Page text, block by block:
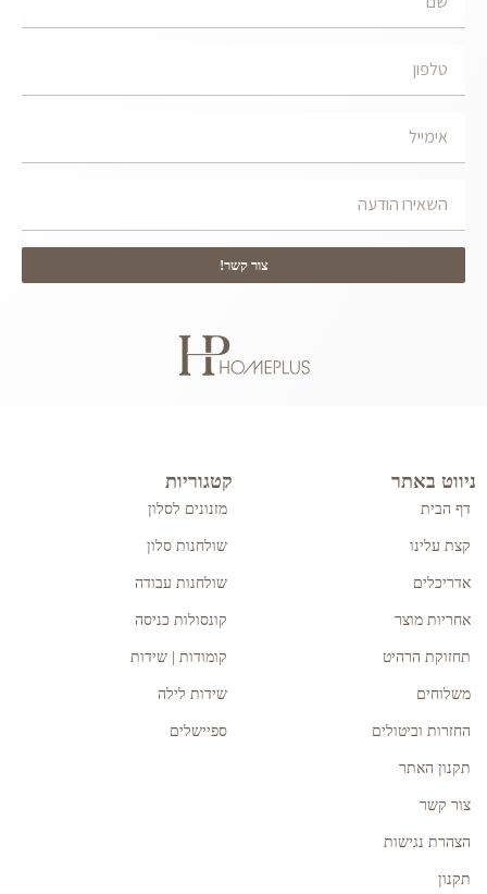
צור קשר!
ניווט באתר
דף הבית
קצת עלינו
אדריכלים
אחריות מוצר
תחזוקת הרהיט
משלוחים
החזרות וביטולים
תקנון האתר
צור קשר
הצהרת נגישות
תקנון
קטגוריות
מזנונים לסלון
שולחנות סלון
שולחנות עבודה
קונסולות כניסה
קומודות | שידות
שידות לילה
ספיישלים